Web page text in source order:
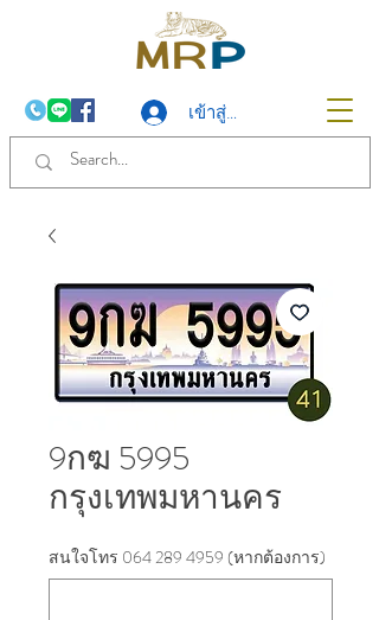
เข้าสู่ระบบ
9กฆ 5995
กรุงเทพมหานคร
สนใจโทร 064 289 4959 (หากต้องการ)